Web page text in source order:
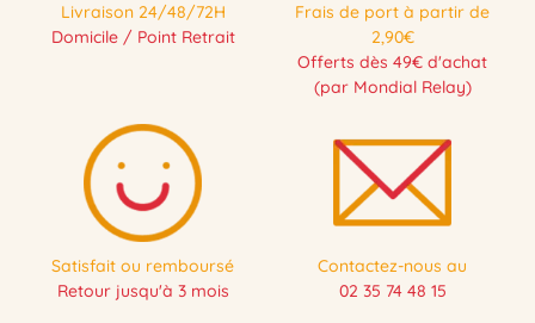
Livraison 24/48/72H
Domicile / Point Retrait
Frais de port à partir de
2,90€
Offerts dès 49€ d'achat
(par Mondial Relay)
Satisfait ou remboursé
Retour jusqu'à 3 mois
Contactez-nous au
02 35 74 48 15